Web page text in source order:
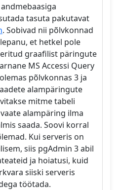
tasuta pakutavat
. Sobivad nii põlvkonnad
et hetkel pole
graafilist päringute
MS Accessi Query
põlvkonnas 3 ja
alampäringute
mitme tabeli
alampäring ilma
saada. Soovi korral
Kui serveris on
siis pgAdmin 3 abil
ja hoiatusi, kuid
siiski serveris
töötada.